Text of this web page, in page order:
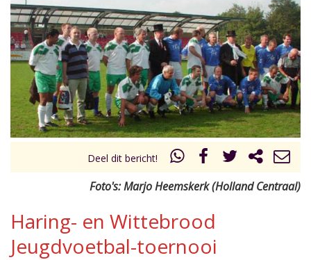
De vrijdagavond met Keanu
18.00 - 19.00 uur
Vorig uur
uur 1 van 0 Volgend uur
Inklappen
Deel dit bericht!
Foto's: Marjo Heemskerk (Holland Centraal)
Haring- en Wittebrood
Jeugdvoetbal-toernooi